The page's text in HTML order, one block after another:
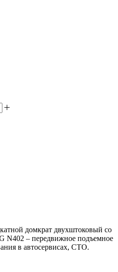
домкрат двухштоковый со
N402 – передвижное подъемное
в автосервисах, СТО.